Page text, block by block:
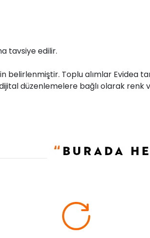
tavsiye edilir.
belirlenmiştir. Toplu alımlar Evidea
düzenlemelere bağlı olarak renk